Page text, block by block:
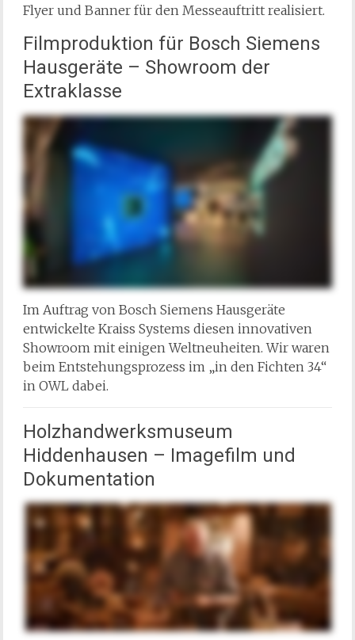
Flyer und Banner für den Messeauftritt realisiert.
Filmproduktion für Bosch Siemens
Hausgeräte – Showroom der
Extraklasse
Im Auftrag von Bosch Siemens Hausgeräte
entwickelte Kraiss Systems diesen innovativen
Showroom mit einigen Weltneuheiten. Wir waren
beim Entstehungsprozess im „in den Fichten 34“
in OWL dabei.
Holzhandwerksmuseum
Hiddenhausen – Imagefilm und
Dokumentation